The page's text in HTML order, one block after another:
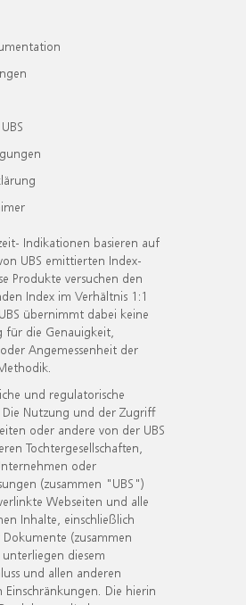
Indikationen basieren auf
UBS emittierten Index-
Produkte versuchen den
Index im Verhältnis 1:1
übernimmt dabei keine
für die Genauigkeit,
Angemessenheit der
und regulatorische
Nutzung und der Zugriff
oder andere von der UBS
Tochtergesellschaften,
oder
(zusammen "UBS")
Webseiten und alle
Inhalte, einschließlich
(zusammen
diesem
und allen anderen
Die hierin